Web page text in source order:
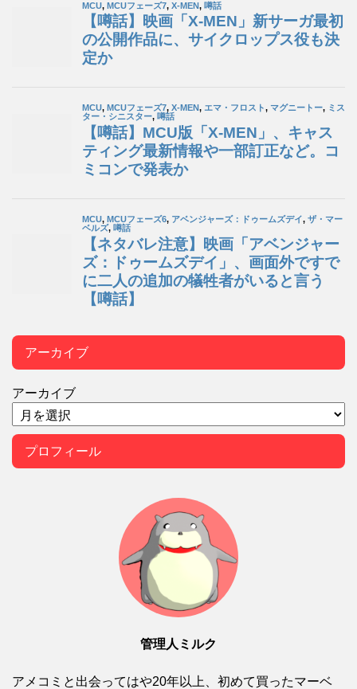
アーカイブ
アーカイブ
プロフィール
管理人ミルク
アメコミと出会ってはや20年以上、初めて買ったマーベ